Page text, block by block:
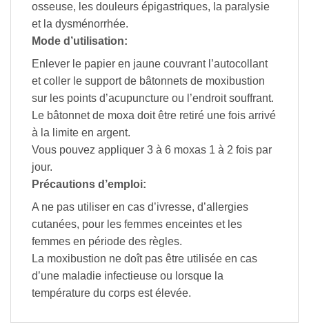
osseuse, les douleurs épigastriques, la paralysie
et la dysménorrhée.
Mode d’utilisation:
Enlever le papier en jaune couvrant l’autocollant
et coller le support de bâtonnets de moxibustion
sur les points d’acupuncture ou l’endroit souffrant.
Le bâtonnet de moxa doit être retiré une fois arrivé
à la limite en argent.
Vous pouvez appliquer 3 à 6 moxas 1 à 2 fois par
jour.
Précautions d’emploi:
A ne pas utiliser en cas d’ivresse, d’allergies
cutanées, pour les femmes enceintes et les
femmes en période des règles.
La moxibustion ne doît pas être utilisée en cas
d’une maladie infectieuse ou lorsque la
température du corps est élevée.